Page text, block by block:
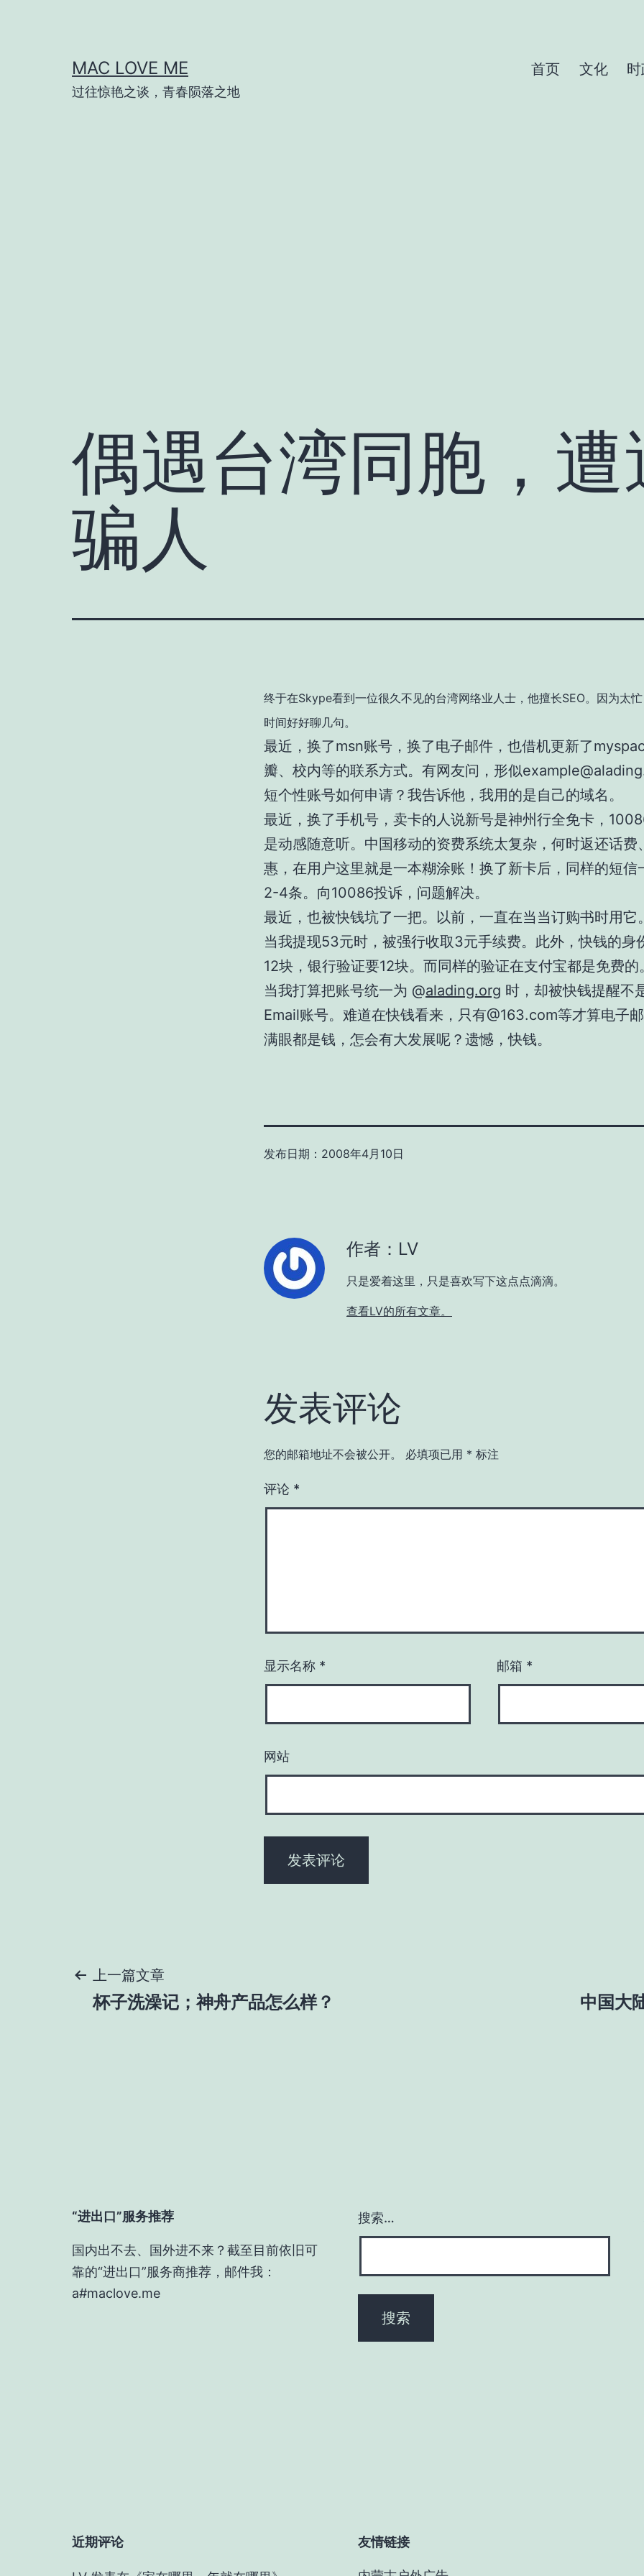
MAC LOVE ME
过往惊艳之谈，青春陨落之地
首页 文化
偶遇台湾同胞，
骗人
终于在Skype看到一位很久不见的台湾网络业人士，他擅长SEO。因为太
时间好好聊几句。
最近，换了msn账号，换了电子邮件，也借机更新了
瓣、校内等的联系方式。有网友问，形似
短个性账号如何申请？我告诉他，我用的是自己的域名。
最近，换了手机号，卖卡的人说新号是神州行全免卡，
是动感随意听。中国移动的资费系统太复杂，何时返还话费
惠，在用户这里就是一本糊涂账！换了新卡后，同样的短信
2-4条。向10086投诉，问题解决。
最近，也被快钱坑了一把。以前，一直在当当订购书时用它
当我提现53元时，被强行收取3元手续费。此外，快钱的身
12块，银行验证要12块。而同样的验证在支付宝都是免费的
当我打算把账号统一为 @alading.org 时，却被快钱提醒不
Email账号。难道在快钱看来，只有@163.com等才算电子
满眼都是钱，怎会有大发展呢？遗憾，快钱。
发布日期： 2008年4月10日
作者：LV
只是爱着这里，只是喜欢写下这点点滴滴。
查看LV的所有文章。
发表评论
您的邮箱地址不会被公开。 必填项已用 * 标注
评论 *
显示名称 * 邮箱 *
网站
文上一篇文章
杯子洗澡记；神舟产品怎么样？ 中国大
“进出口”服务推荐
国内出不去、国外进不来？截至目前依旧可
靠的“进出口”服务商推荐，邮件我：
a#maclove.me
搜索…
近期评论 友情链接